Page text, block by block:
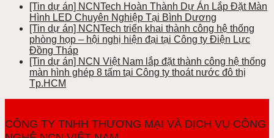
[Tin dự án] NCNTech Hoàn Thành Dự Án Lắp Đặt Màn
Hình LED Chuyên Nghiệp Tại Bình Dương
[Tin dự án] NCNTech triển khai thành công hệ thống
phòng họp – hội nghị hiện đại tại Công ty Điện Lực
Đồng Tháp
[Tin dự án] NCN Việt Nam lắp đặt thành công hệ thống
màn hình ghép 8 tấm tại Công ty thoát nước đô thị
Tp.HCM
CÔNG TY TNHH THƯƠNG MẠI VÀ DỊCH VỤ CÔNG